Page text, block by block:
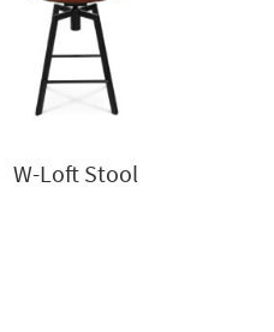
W-Loft Stool